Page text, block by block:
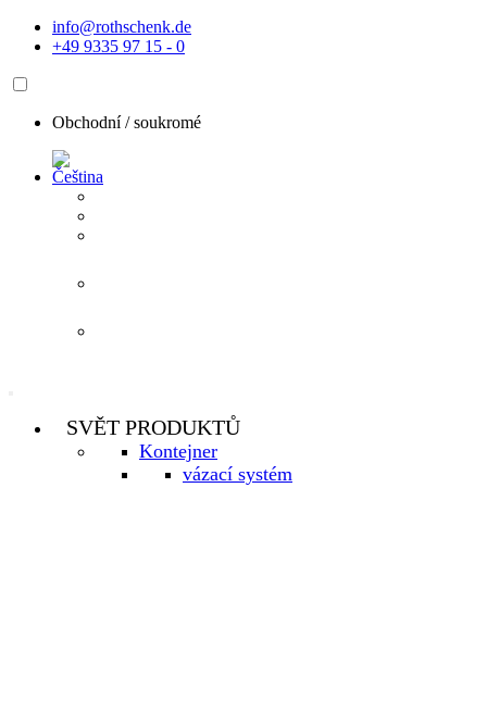
Přejít
info@rothschenk.de
+49 9335 97 15 - 0
Obchodní / soukromé
SVĚT PRODUKTŮ
Kontejner
vázací systém